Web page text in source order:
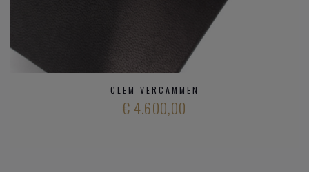
CLEM VERCAMMEN
€ 4.600,00